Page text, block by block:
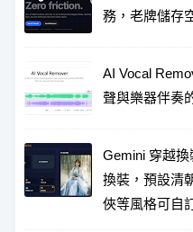
務，老牌儲存
AI Vocal
聲與樂器伴奏
Gemini 穿越
換裝，預設清
俠等風格可自